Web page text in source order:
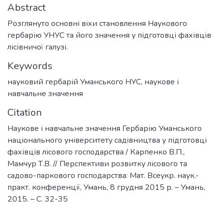
Abstract
Розглянуто основні віхи становлення Наукового
гербарію УНУС та його значення у підготовці фахівців
лісівничої галузі.
Keywords
науковий гербарій Уманського НУС, наукове і
навчальне значення
Citation
Наукове і навчальне значення Гербарію Уманського
національного університету садівництва у підготовці
фахівців лісового господарства / Карпенко В.П.,
Мамчур Т.В. // Перспективи розвитку лісового та
садово-паркового господарства: Мат. Всеукр. наук.-
практ. конференції, Умань, 8 грудня 2015 р. – Умань,
2015. – С. 32-35